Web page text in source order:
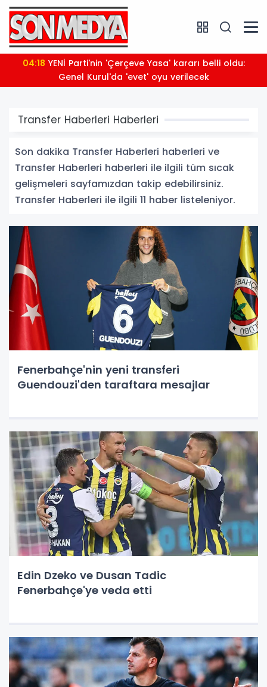
04:18
Genel Kurul'da 'evet' oyu verilecek
Transfer Haberleri Haberleri
Son dakika Transfer Haberleri haberleri ve
Transfer Haberleri haberleri ile ilgili tüm sıcak
gelişmeleri sayfamızdan takip edebilirsiniz.
Transfer Haberleri ile ilgili 11 haber listeleniyor.
Fenerbahçe'nin yeni transferi
Guendouzi'den taraftara mesajlar
Edin Dzeko ve Dusan Tadic
Fenerbahçe'ye veda etti